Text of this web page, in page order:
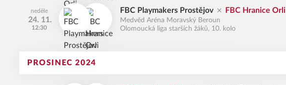
neděle
24. 11.
12:30
FBC Playmakers Prostějov FBC Hranice Orli
Medvěd Aréna Moravský Beroun
Olomoucká liga starších žáků, 10. kolo
PROSINEC 2024